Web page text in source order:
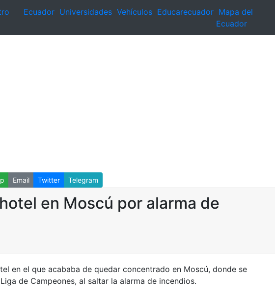
Ecuador Universidades Vehículos Educarecuador Mapa del
Ecuador
Email Twitter Telegram
en Moscú por alarma de
en el que acababa de quedar concentrado en Moscú, donde se
de Campeones, al saltar la alarma de incendios.